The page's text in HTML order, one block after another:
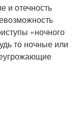
и отечность
«ночного
то ночные или